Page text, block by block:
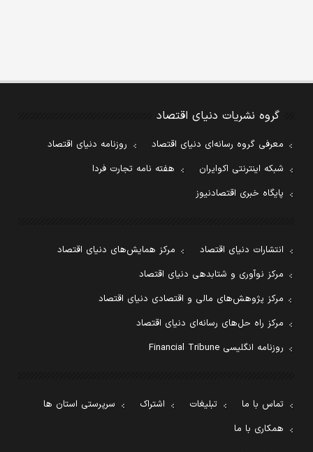
گروه نشریات دنیای اقتصاد
معرفی گروه رسانه‌ای دنیای اقتصاد
روزنامه دنیای اقتصاد
شبکه اینترنتی اکوایران
هفته نامه تجارت فردا
پایگاه خبری اقتصادنیوز
انتشارات دنیای اقتصاد
مرکز همایش‌های دنیای اقتصاد
مرکز نوآوری و شتابدهی دنیای اقتصاد
مرکز پژوهش‌های مالی و اقتصادی دنیای اقتصاد
مرکز راه حل‌های رسانه‌ای دنیای اقتصاد
روزنامه انگلیسی Financial Tribune
تماس با ما تبلیغات اشتراک
سرپرستی استان ها
همکاری با ما